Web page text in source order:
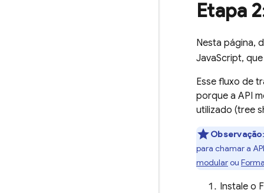
Etapa 2
Nesta página,
JavaScript,
Esse fluxo de
porque a API
utilizado (tree
Observação
para chamar a
modularou
Instale o